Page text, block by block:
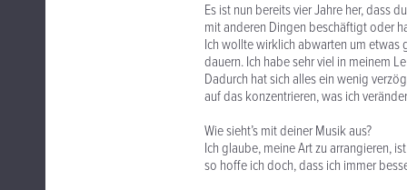
Es ist nun bereits vier Jahre her, dass
mit anderen Dingen beschäftigt oder
Ich wollte wirklich abwarten um etwas
dauern. Ich habe sehr viel in meinem
Dadurch hat sich alles ein wenig
auf das konzentrieren, was ich
Wie sieht’s mit deiner Musik aus?
Ich glaube, meine Art zu arrangieren,
so hoffe ich doch, dass ich immer